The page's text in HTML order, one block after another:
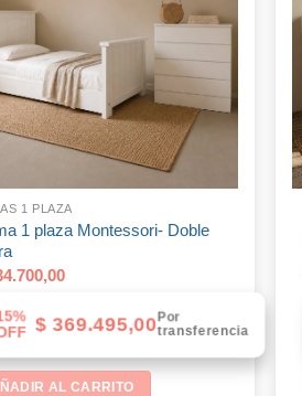
1 PLAZA
1 plaza Montessori- Doble
$369.495,00Por
transferencia
AL CARRITO